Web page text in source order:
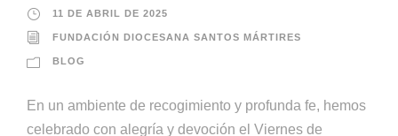
11 DE ABRIL DE 2025
FUNDACIÓN DIOCESANA SANTOS MÁRTIRES
BLOG
En un ambiente de recogimiento y profunda fe, hemos
celebrado con alegría y devoción el Viernes de